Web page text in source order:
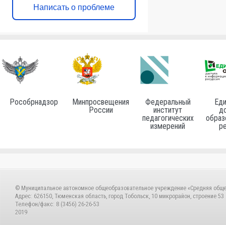
Написать о проблеме
Рособрнадзор
Минпросвещения
России
Федеральный
институт
педагогических
измерений
© Муниципальное автономное общеобразовательное учреждение «Средняя
Адрес: 626150, Тюменская область, город Тобольск, 10 микрорайон, строение 53
Телефон/факс: 8 (3456) 26-26-53
2019